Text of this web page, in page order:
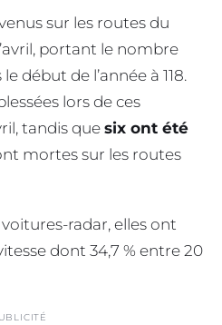
sur les routes du
portant le nombre
début de l’année à 118.
lors de ces
tandis que six ont été
mortes sur les routes
radar, elles ont
dont 34,7 % entre 20